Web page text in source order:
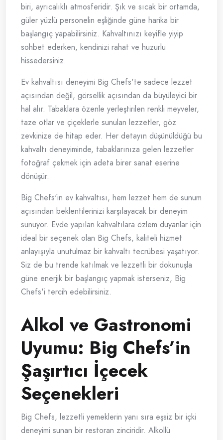
biri, ayrıcalıklı atmosferidir. Şık ve sıcak bir ortamda,
güler yüzlü personelin eşliğinde güne harika bir
başlangıç yapabilirsiniz. Kahvaltınızı keyifle yiyip
sohbet ederken, kendinizi rahat ve huzurlu
hissedersiniz.
Ev kahvaltısı deneyimi Big Chefs'te sadece lezzet
açısından değil, görsellik açısından da büyüleyici bir
hal alır. Tabaklara özenle yerleştirilen renkli meyveler,
taze otlar ve çiçeklerle sunulan lezzetler, göz
zevkinize de hitap eder. Her detayın düşünüldüğü bu
kahvaltı deneyiminde, tabaklarınıza gelen lezzetler
fotoğraf çekmek için adeta birer sanat eserine
dönüşür.
Big Chefs'in ev kahvaltısı, hem lezzet hem de sunum
açısından beklentilerinizi karşılayacak bir deneyim
sunuyor. Evde yapılan kahvaltılara özlem duyanlar için
ideal bir seçenek olan Big Chefs, kaliteli hizmet
anlayışıyla unutulmaz bir kahvaltı tecrübesi yaşatıyor.
Siz de bu trende katılmak ve lezzetli bir dokunuşla
güne enerjik bir başlangıç yapmak isterseniz, Big
Chefs'i tercih edebilirsiniz.
Alkol ve Gastronomi
Uyumu: Big Chefs’in
Şaşırtıcı İçecek
Seçenekleri
Big Chefs, lezzetli yemeklerin yanı sıra eşsiz bir içki
deneyimi sunan bir restoran zinciridir. Alkollü